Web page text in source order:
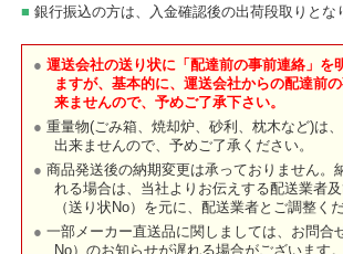
銀行振込の方は、入金確認後の出荷段取りとな
運送会社の送り状に「配達前の事前連絡」を
ますが、基本的に、運送会社からの配達前
来ませんので、予めご了承下さい。
重量物(ごみ箱、焼却炉、砂利、枕木など)は
出来ませんので、予めご了承ください。
商品発送後の納期変更は承っておりません。
れる場合は、当社よりお伝えする配送業者
（送り状No）を元に、配送業者とご調整くだ
一部メーカー直送品に関しましては、お問合
No）のお知らせが遅れる場合がございます。